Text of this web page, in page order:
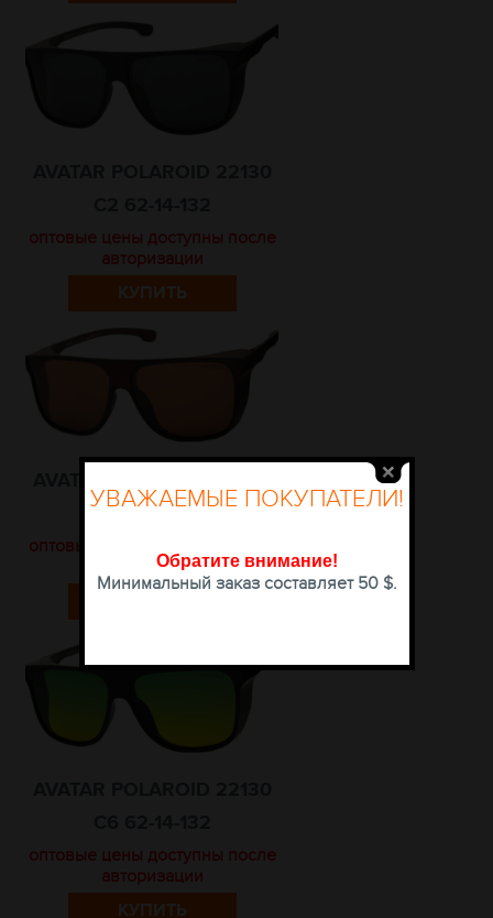
оптовые цены доступны после
авторизации
КУПИТЬ
C5 62-14-132
оптовые цены доступны после
авторизации
оптовые цены доступны после
авторизации
КУПИТЬ
УВАЖАЕМЫЕ ПОКУПАТЕЛИ!
Обратите внимание!
Минимальный заказ составляет 50 $.